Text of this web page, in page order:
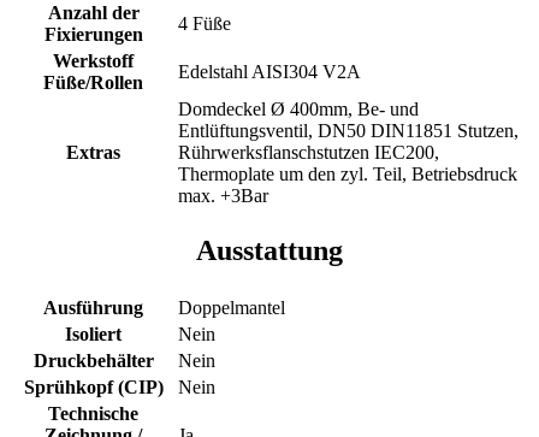
Anzahl der
Fixierungen
4 Füße
Werkstoff
Füße/Rollen
Edelstahl AISI304 V2A
Extras
Domdeckel Ø 400mm, Be- und
Entlüftungsventil, DN50 DIN11851 Stutzen,
Rührwerksflanschstutzen IEC200,
Thermoplate um den zyl. Teil, Betriebsdruck
max. +3Bar
Ausstattung
Ausführung
Doppelmantel
Isoliert
Nein
Druckbehälter
Nein
Sprühkopf (CIP)
Nein
Technische